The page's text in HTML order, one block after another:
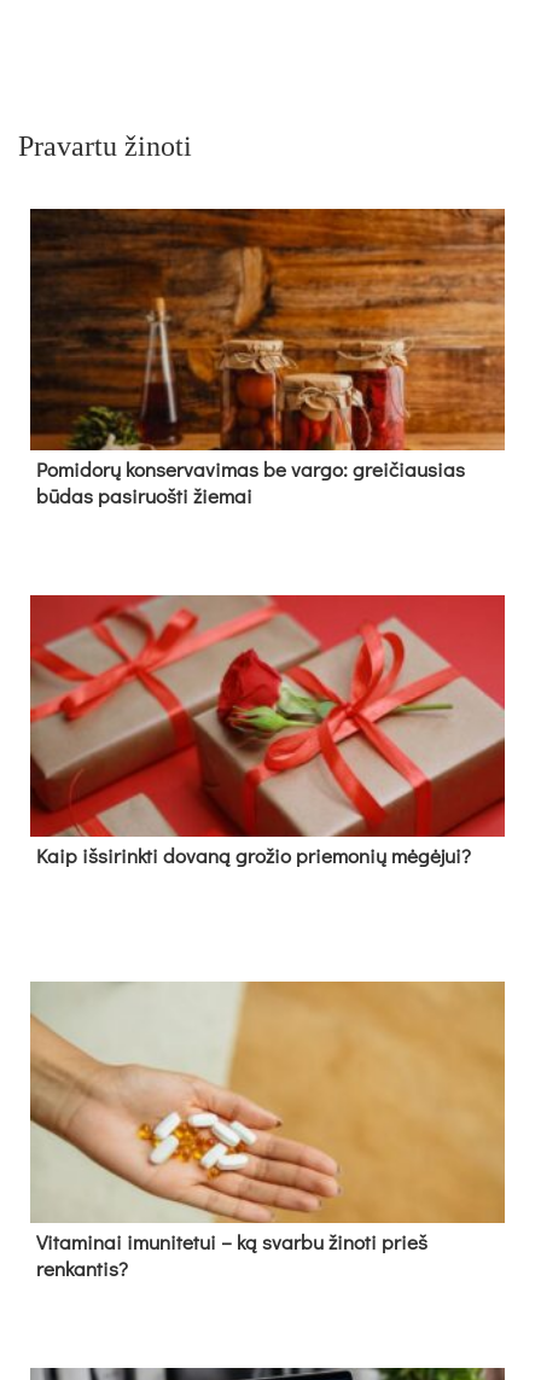
Pravartu žinoti
Pomidorų konservavimas be vargo: greičiausias
būdas pasiruošti žiemai
Kaip išsirinkti dovaną grožio priemonių mėgėjui?
Vitaminai imunitetui – ką svarbu žinoti prieš
renkantis?